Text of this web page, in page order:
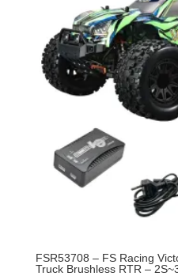
4WD
Monster
Truck
FSR53708 – FS Racing
Truck Brushless RTR –